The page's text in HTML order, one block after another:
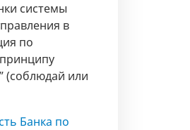
системы
в
по
(соблюдай или
Банка по